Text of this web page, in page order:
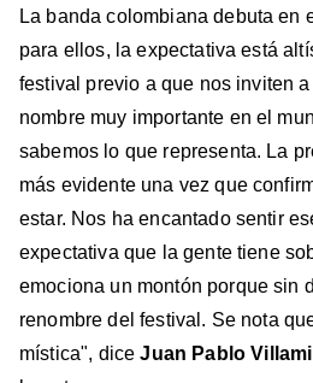
La banda colombiana debuta en
para ellos, la expectativa está
festival previo a que nos inviten
nombre muy importante en el
sabemos lo que representa. La
más evidente una vez que
estar. Nos ha encantado sentir
expectativa que la gente tiene
emociona un montón porque sin
renombre del festival. Se nota
mística", diceJuan Pablo Villamil